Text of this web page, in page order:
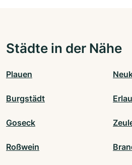
Städte in der Nähe
Plauen
Burgstädt Erlau
Goseck
Roßwein